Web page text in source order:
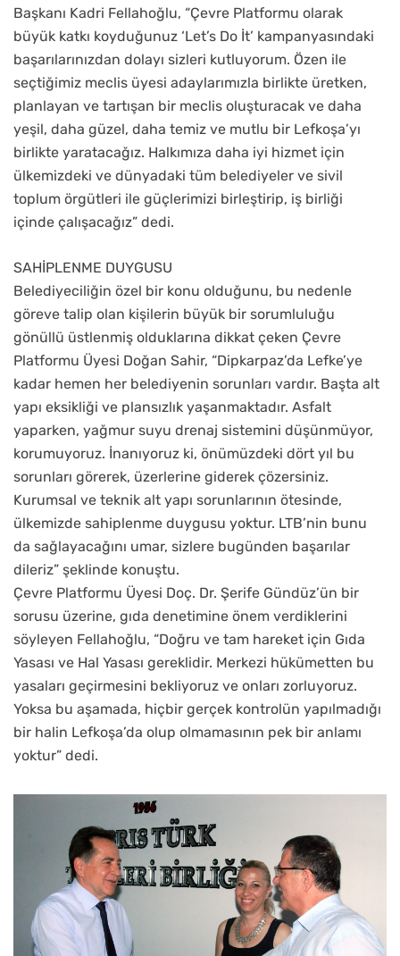
Başkanı Kadri Fellahoğlu, “Çevre Platformu olarak
büyük katkı koyduğunuz ‘Let’s Do İt’ kampanyasındaki
başarılarınızdan dolayı sizleri kutluyorum. Özen ile
seçtiğimiz meclis üyesi adaylarımızla birlikte üretken,
planlayan ve tartışan bir meclis oluşturacak ve daha
yeşil, daha güzel, daha temiz ve mutlu bir Lefkoşa’yı
birlikte yaratacağız. Halkımıza daha iyi hizmet için
ülkemizdeki ve dünyadaki tüm belediyeler ve sivil
toplum örgütleri ile güçlerimizi birleştirip, iş birliği
içinde çalışacağız” dedi.
SAHİPLENME DUYGUSU
Belediyeciliğin özel bir konu olduğunu, bu nedenle
göreve talip olan kişilerin büyük bir sorumluluğu
gönüllü üstlenmiş olduklarına dikkat çeken Çevre
Platformu Üyesi Doğan Sahir, “Dipkarpaz’da Lefke’ye
kadar hemen her belediyenin sorunları vardır. Başta alt
yapı eksikliği ve plansızlık yaşanmaktadır. Asfalt
yaparken, yağmur suyu drenaj sistemini düşünmüyor,
korumuyoruz. İnanıyoruz ki, önümüzdeki dört yıl bu
sorunları görerek, üzerlerine giderek çözersiniz.
Kurumsal ve teknik alt yapı sorunlarının ötesinde,
ülkemizde sahiplenme duygusu yoktur. LTB’nin bunu
da sağlayacağını umar, sizlere bugünden başarılar
dileriz” şeklinde konuştu.
Çevre Platformu Üyesi Doç. Dr. Şerife Gündüz’ün bir
sorusu üzerine, gıda denetimine önem verdiklerini
söyleyen Fellahoğlu, “Doğru ve tam hareket için Gıda
Yasası ve Hal Yasası gereklidir. Merkezi hükümetten bu
yasaları geçirmesini bekliyoruz ve onları zorluyoruz.
Yoksa bu aşamada, hiçbir gerçek kontrolün yapılmadığı
bir halin Lefkoşa’da olup olmamasının pek bir anlamı
yoktur” dedi.